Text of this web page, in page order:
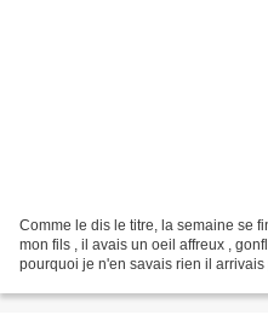
Comme le dis le titre, la semaine se
mon fils , il avais un oeil affreux ,
pourquoi je n'en savais rien il arrivais